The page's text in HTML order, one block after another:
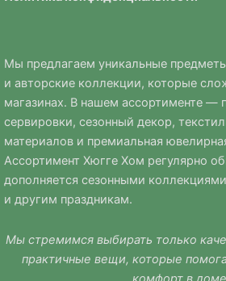
Мы предлагаем уникальные
и авторские коллекции, которые
магазинах. В нашем ассортименте —
сервировки, сезонный декор,
материалов и премиальная
Ассортимент Хюгге Хом регулярно
дополняется сезонными
и другим праздникам.
Мы стремимся выбирать только
практичные вещи, которые